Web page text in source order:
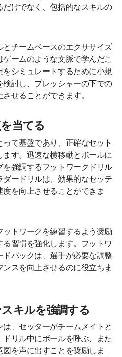
けでなく、包括的なスキルの
チームベースのエクササイズ
ームのような文脈で学んだこ
シミュレートするために小規
討し、プレッシャーの下での
せることができます。
当てる
て基盤であり、正確なセット
す。迅速な横移動とボールに
強調するフットワークドリル
ードリルは、効果的なセッテ
を向上させることができま
トワークを練習するよう奨励
習慣を強化します。フットワ
バックは、選手が必要な調整
スを向上させるのに役立ちま
キルを強調する
、セッターがチームメイトと
リル中にボールを呼ぶ、また
を声に出すことを奨励しま